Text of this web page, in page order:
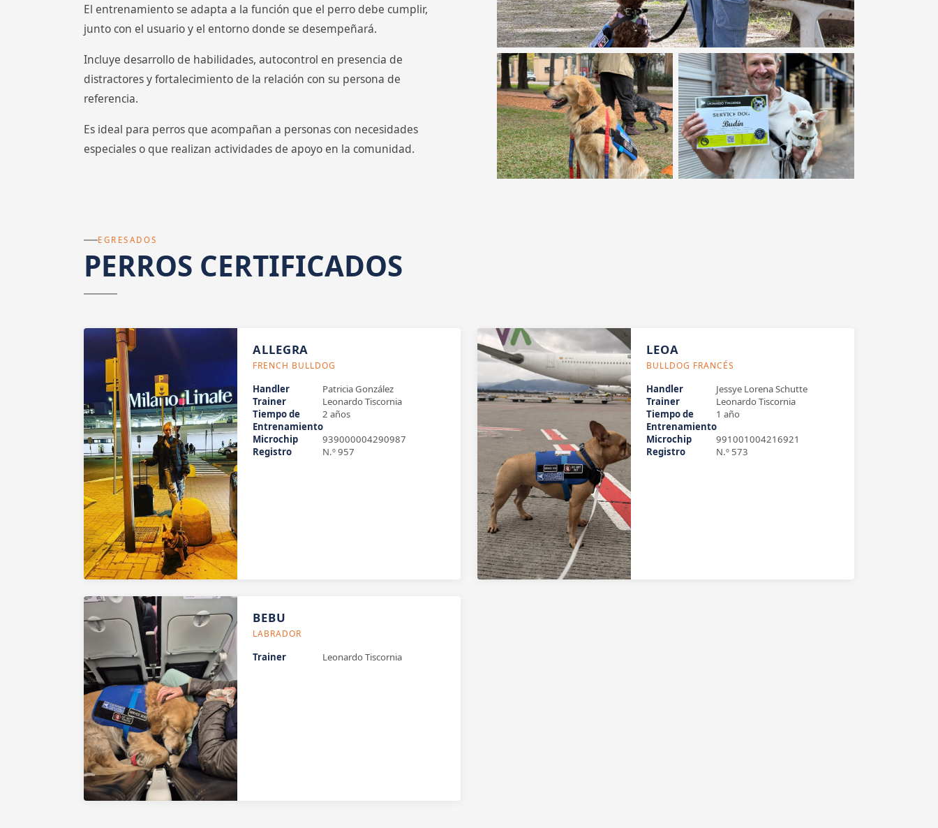
El entrenamiento se adapta a la función que el perro debe cumplir,
junto con el usuario y el entorno donde se desempeñará.
Incluye desarrollo de habilidades, autocontrol en presencia de
distractores y fortalecimiento de la relación con su persona de
referencia.
Es ideal para perros que acompañan a personas con necesidades
especiales o que realizan actividades de apoyo en la comunidad.
EGRESADOS
PERROS CERTIFICADOS
ALLEGRA
FRENCH BULLDOG
Handler
Patricia González
Trainer
Leonardo Tiscornia
Tiempo de
Entrenamiento
2 años
Microchip
939000004290987
Registro
N.º 957
LEOA
BULLDOG FRANCÉS
Handler
Jessye Lorena Schutte
Trainer
Leonardo Tiscornia
Tiempo de
Entrenamiento
1 año
Microchip
991001004216921
Registro
N.º 573
BEBU
LABRADOR
Trainer Leonardo Tiscornia